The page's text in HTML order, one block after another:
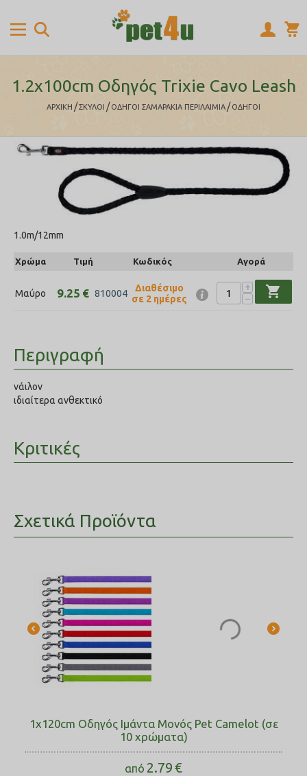
1.2x100cm Οδηγός Trixie Cavo Leash
ΑΡΧΙΚΉ /ΣΚΥΛΟΙ / ΟΔΗΓΟΙ ΣΑΜΑΡΑΚΙΑ ΠΕΡΙΛΑΙΜΙΑ / ΟΔΗΓΟΙ
1.0m/12mm
Χρώμα Τιμή Κωδικός Αγορά
Μαύρο 9.25 € 810004
Διαθέσιμο
σε 2 ημέρες
+
−
shopping_cart
Περιγραφή
νάιλον
ιδιαίτερα ανθεκτικό
Κριτικές
Σχετικά Προϊόντα
1x120cm Οδηγός Ιμάντα Μονός Pet Camelot (σε
10 χρώματα)
από 2.79€